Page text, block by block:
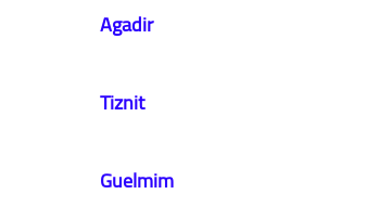
​Agadir
​Tiznit
​Guelmim